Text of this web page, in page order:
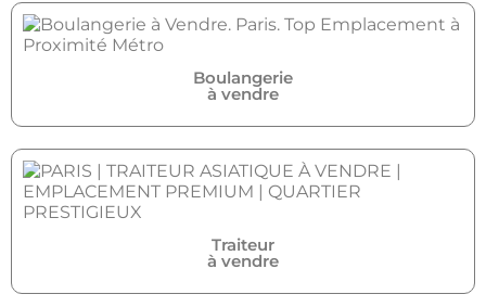
Boulangerie
à vendre
Traiteur
à vendre